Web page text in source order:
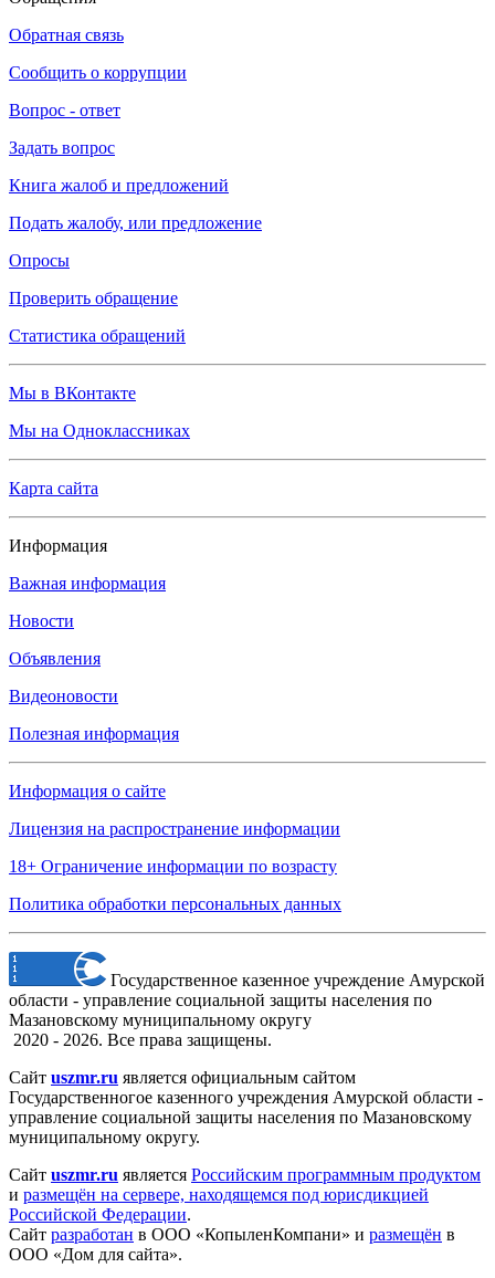
Обратная связь
Сообщить о коррупции
Вопрос - ответ
Задать вопрос
Книга жалоб и предложений
Подать жалобу, или предложение
Опросы
Проверить обращение
Статистика обращений
Мы в ВКонтакте
Мы на Одноклассниках
Карта сайта
Информация
Важная информация
Новости
Объявления
Видеоновости
Полезная информация
Информация о сайте
Лицензия на распространение информации
18+ Ограничение информации по возрасту
Политика обработки персональных данных
Государственное казенное учреждение Амурской
области - управление социальной защиты населения по
Мазановскому муниципальному округу
2020 - 2026. Все права защищены.
Сайт uszmr.ru является официальным сайтом
Государственногое казенного учреждения Амурской области -
управление социальной защиты населения по Мазановскому
муниципальному округу.
Сайт uszmr.ru является Российским программным продуктом
и размещён на сервере, находящемся под юрисдикцией
Российской Федерации.
Сайт разработан в ООО «КопыленКомпани» и размещён в
ООО «Дом для сайта».